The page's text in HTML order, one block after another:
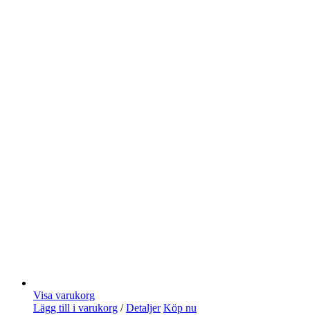
Visa varukorg
Lägg till i varukorg / Detaljer Köp nu